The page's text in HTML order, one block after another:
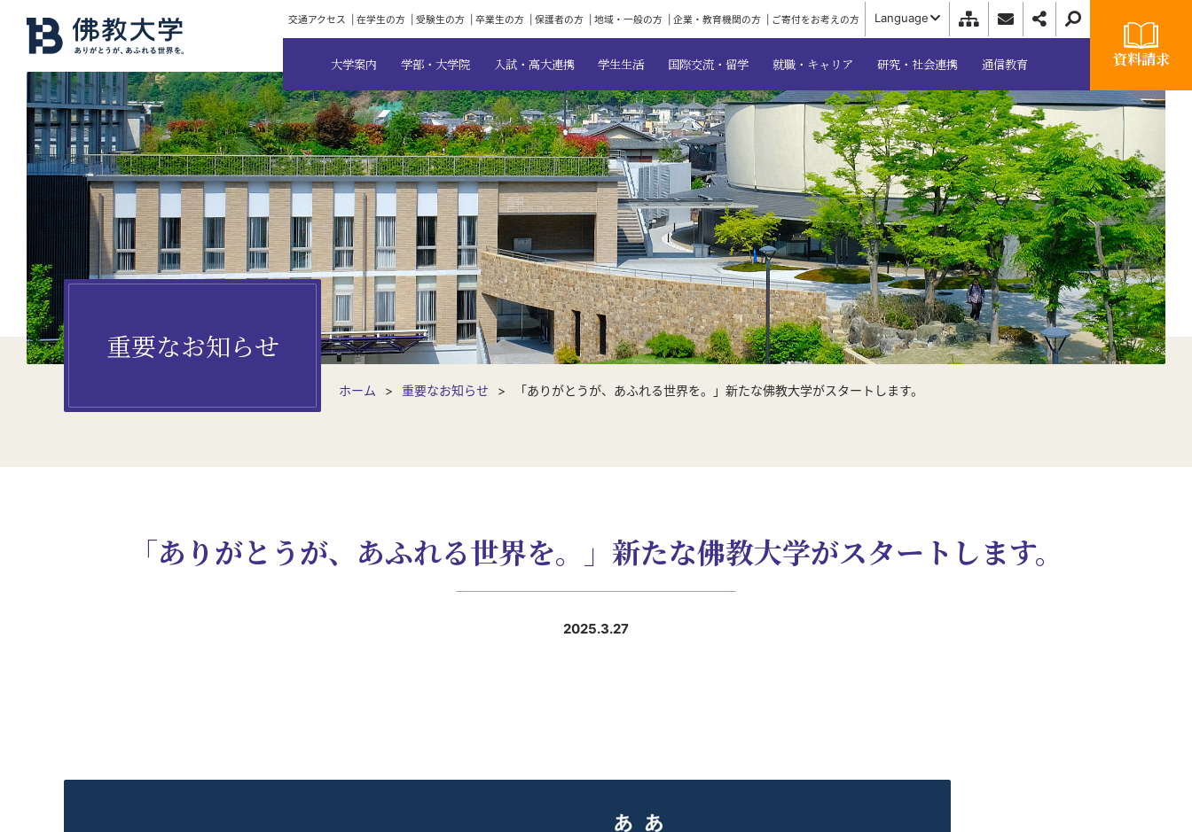
交通アクセス 在学生の方 受験生の方 卒業生の方 保護者の方 地域・一般の方 企業・教育機関の方 ご寄付をお考えの方 Language
大学案内 学部・大学院 入試・高大連携 学生生活 国際交流・留学 就職・キャリア 研究・社会連携 通信教育 資料請求
重要なお知らせ
ホーム 重要なお知らせ 「ありがとうが、あふれる世界を。」新たな佛教大学がスタートします。
「ありがとうが、あふれる世界を。」新たな佛教大学がスタートします。
2025.3.27